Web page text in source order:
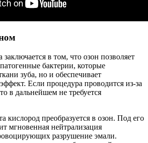
в том, что озон позволяет
бактерии, которые
зуба, но и обеспечивает
Если процедура проводится из-за
в дальнейшем не требуется
кислород преобразуется в озон. Под его
мгновенная нейтрализация
разрушение эмали.